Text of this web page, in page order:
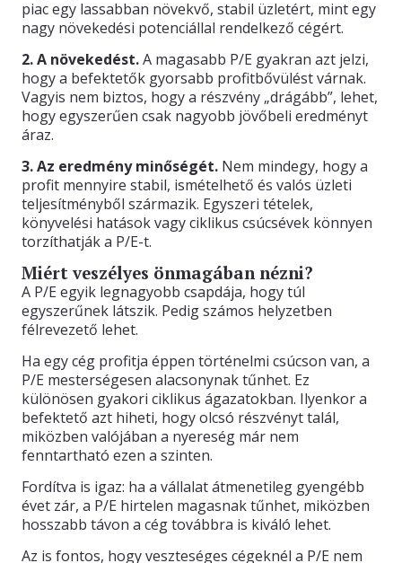
piac egy lassabban növekvő, stabil üzletért, mint egy
nagy növekedési potenciállal rendelkező cégért.
2. A növekedést.A magasabb P/E gyakran azt jelzi,
hogy a befektetők gyorsabb profitbővülést várnak.
Vagyis nem biztos, hogy a részvény „drágább”, lehet,
hogy egyszerűen csak nagyobb jövőbeli eredményt
áraz.
3. Az eredmény minőségét. Nem mindegy, hogy a
profit mennyire stabil, ismételhető és valós üzleti
teljesítményből származik. Egyszeri tételek,
könyvelési hatások vagy ciklikus csúcsévek könnyen
torzíthatják a P/E-t.
Miért veszélyes önmagában nézni?
A P/E egyik legnagyobb csapdája, hogy túl
egyszerűnek látszik. Pedig számos helyzetben
félrevezető lehet.
Ha egy cég profitja éppen történelmi csúcson van, a
P/E mesterségesen alacsonynak tűnhet. Ez
különösen gyakori ciklikus ágazatokban. Ilyenkor a
befektető azt hiheti, hogy olcsó részvényt talál,
miközben valójában a nyereség már nem
fenntartható ezen a szinten.
Fordítva is igaz: ha a vállalat átmenetileg gyengébb
évet zár, a P/E hirtelen magasnak tűnhet, miközben
hosszabb távon a cég továbbra is kiváló lehet.
Az is fontos, hogy veszteséges cégeknél a P/E nem